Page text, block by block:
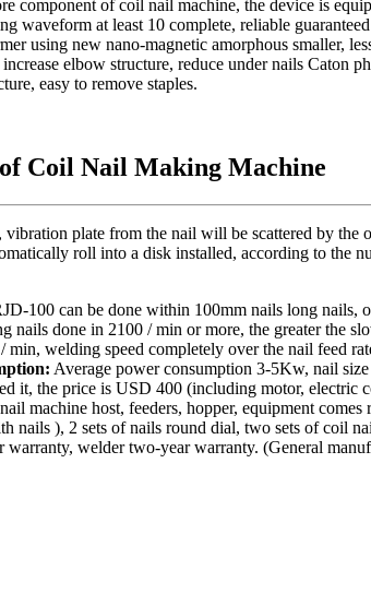
component of coil nail machine, the device is
waveform at least 10 complete, reliable guaranteed
using new nano-magnetic amorphous smaller,
elbow structure, reduce under nails Caton
easy to remove staples.
Coil Nail Making Machine
vibration plate from the nail will be scattered by the
roll into a disk installed, according to the
100 can be done within 100mm nails long nails,
nails done in 2100 / min or more, the greater the
/ min, welding speed completely over the nail feed
: Average power consumption 3-5Kw, nail size
it, the price is USD 400 (including motor, electric
machine host, feeders, hopper, equipment comes
nails ), 2 sets of nails round dial, two sets of coil
warranty, welder two-year warranty. (General